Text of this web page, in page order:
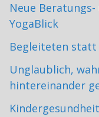
Neue
YogaBlick
Begleiteten statt
Unglaublich,
hintereinander